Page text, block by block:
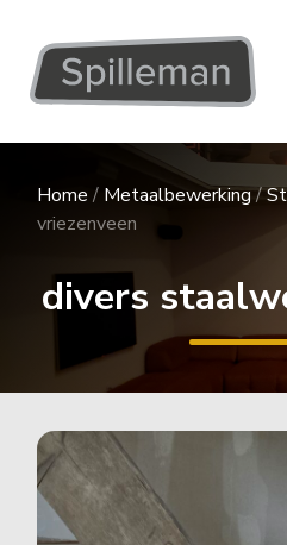
Home/ Metaalbewerking/
vriezenveen
divers